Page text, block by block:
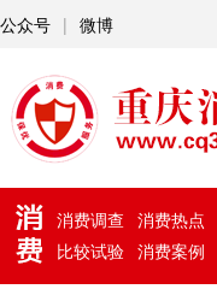
公众号 | 微博
消费调查 消费热点
比较试验 消费案例